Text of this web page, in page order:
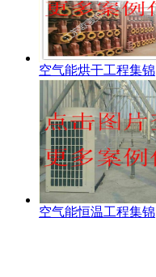
空气能烘干工程集锦
空气能恒温工程集锦